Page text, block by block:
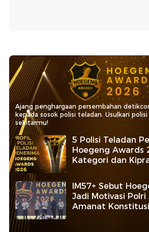
Ajang penghargaan persembahan
kepada sosok polisi teladan. Usulkan
sekitarmu!
5 Polisi Teladan
Hoegeng Awards
Kategori dan
IM57+ Sebut
Jadi Motivasi Polri
Amanat Konstitusi